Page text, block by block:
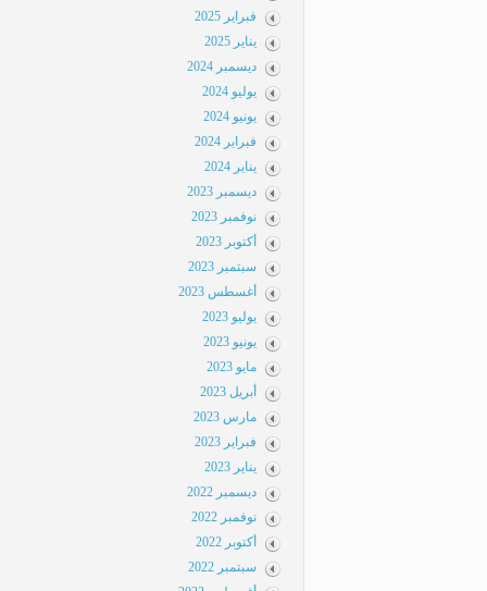
فبراير 2025
يناير 2025
ديسمبر 2024
يوليو 2024
يونيو 2024
فبراير 2024
يناير 2024
ديسمبر 2023
نوفمبر 2023
أكتوبر 2023
سبتمبر 2023
أغسطس 2023
يوليو 2023
يونيو 2023
مايو 2023
أبريل 2023
مارس 2023
فبراير 2023
يناير 2023
ديسمبر 2022
نوفمبر 2022
أكتوبر 2022
سبتمبر 2022